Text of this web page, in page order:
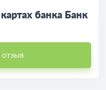
Банк
отзыв